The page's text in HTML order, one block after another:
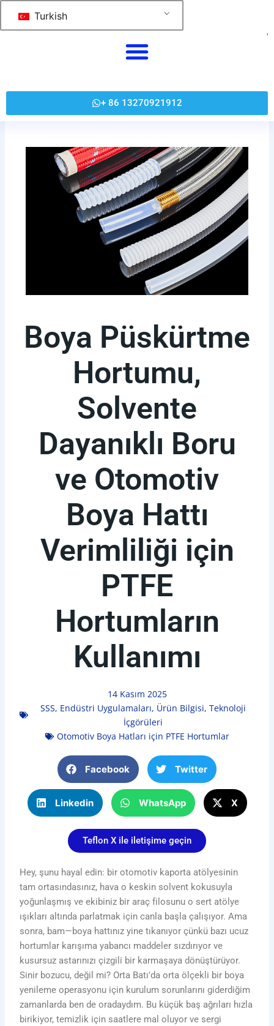
Turkish
+ 86 13270921912
Boya Püskürtme
Hortumu,
Solvente
Dayanıklı Boru
ve Otomotiv
Boya Hattı
Verimliliği için
PTFE
Hortumların
Kullanımı
14 Kasım 2025
SSS, Endüstri Uygulamaları, Ürün Bilgisi, Teknoloji
İçgörüleri
Otomotiv Boya Hatları için PTFE Hortumlar
Facebook Twitter
Linkedin WhatsApp X
Teflon X ile iletişime geçin
Hey, şunu hayal edin: bir otomotiv kaporta atölyesinin
tam ortasındasınız, hava o keskin solvent kokusuyla
yoğunlaşmış ve ekibiniz bir araç filosunu o sert atölye
ışıkları altında parlatmak için canla başla çalışıyor. Ama
sonra, bam—boya hattınız yine tıkanıyor çünkü bazı ucuz
hortumlar karışıma yabancı maddeler sızdırıyor ve
kusursuz astarınızı çizgili bir karmaşaya dönüştürüyor.
Sinir bozucu, değil mi? Orta Batı'da orta ölçekli bir boya
yenileme operasyonu için kurulum sorunlarını giderdiğim
zamanlarda ben de oradaydım. Bu küçük baş ağrıları hızla
birikiyor, temizlik için saatlere mal oluyor ve sergi